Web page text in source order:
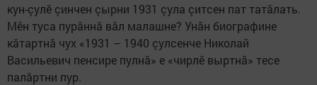
кун-çулӗ çинчен çырни 1931 çула çитсен пат татăлать.
Мӗн туса пурăннă вăл малашне? Унăн биографине
кăтартнă чух «1931 – 1940 çулсенче Николай
Васильевич пенсире пулнă» е «чирлӗ выртнă» тесе
палăртни пур.